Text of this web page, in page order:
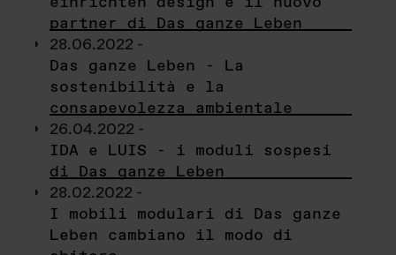
partner di Das ganze Leben
28.06.2022 -
Das ganze Leben - La
sostenibilità e la
consapevolezza ambientale
26.04.2022 -
IDA e LUIS - i moduli sospesi
di Das ganze Leben
28.02.2022 -
I mobili modulari di Das ganze
Leben cambiano il modo di